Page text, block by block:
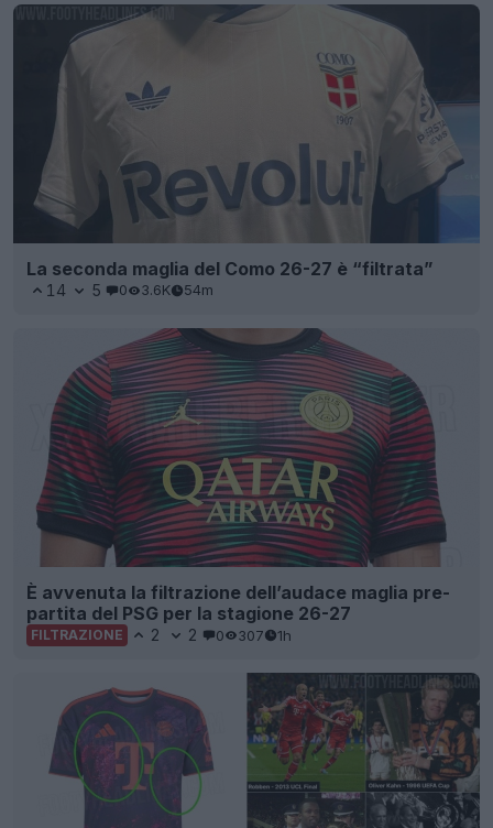
La seconda maglia del Como 26-27 è “filtrata”
14 5 0 3.6K 54m
È avvenuta la filtrazione dell’audace maglia pre-
partita del PSG per la stagione 26-27
FILTRAZIONE 2 2 0 307 1h